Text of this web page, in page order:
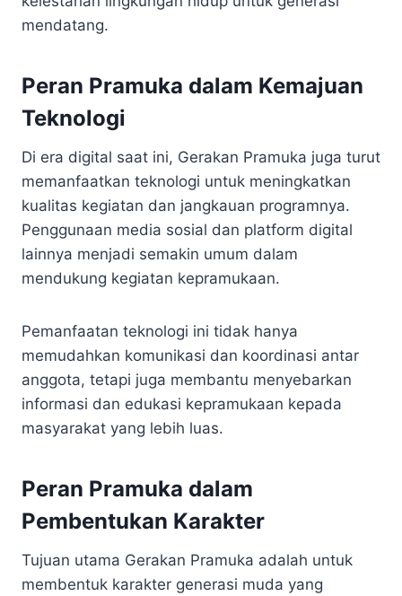
mendatang.
Peran Pramuka dalam Kemajuan
Teknologi
Di era digital saat ini, Gerakan Pramuka juga turut
memanfaatkan teknologi untuk meningkatkan
kualitas kegiatan dan jangkauan programnya.
Penggunaan media sosial dan platform digital
lainnya menjadi semakin umum dalam
mendukung kegiatan kepramukaan.
Pemanfaatan teknologi ini tidak hanya
memudahkan komunikasi dan koordinasi antar
anggota, tetapi juga membantu menyebarkan
informasi dan edukasi kepramukaan kepada
masyarakat yang lebih luas.
Peran Pramuka dalam
Pembentukan Karakter
Tujuan utama Gerakan Pramuka adalah untuk
membentuk karakter generasi muda yang